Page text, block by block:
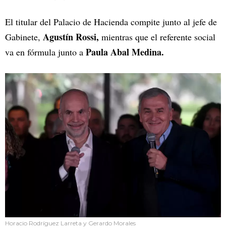
El titular del Palacio de Hacienda compite junto al jefe de
Gabinete, Agustín Rossi, mientras que el referente social
va en fórmula junto a Paula Abal Medina.
Horacio Rodríguez Larreta y Gerardo Morales